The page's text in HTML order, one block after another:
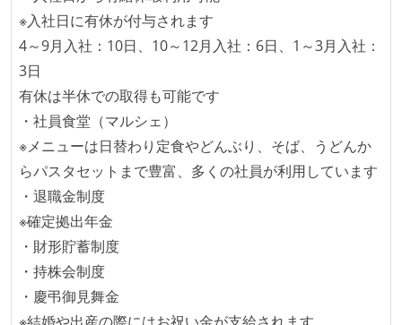
※入社日に有休が付与されます
4～9月入社：10日、10～12月入社：6日、1～3月入社：
3日
有休は半休での取得も可能です
・社員食堂（マルシェ）
※メニューは日替わり定食やどんぶり、そば、うどんか
らパスタセットまで豊富、多くの社員が利用しています
・退職金制度
※確定拠出年金
・財形貯蓄制度
・持株会制度
・慶弔御見舞金
※結婚や出産の際にはお祝い金が支給されます。